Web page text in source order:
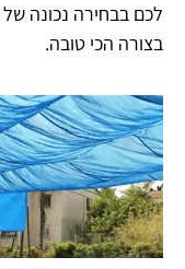
לכם בבחירה נכונה של
בצורה הכי טובה.